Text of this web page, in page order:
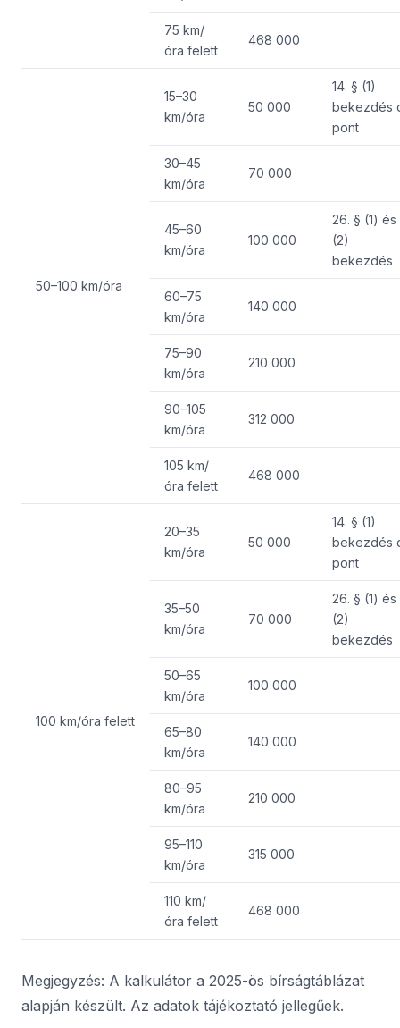
75 km/
óra felett
468 000
50–100 km/óra
15–30
km/óra
50 000
14. § (1)
bekezdés
pont
30–45
km/óra
70 000
45–60
km/óra
100 000
26. § (1) és
(2)
bekezdés
60–75
km/óra
140 000
75–90
km/óra
210 000
90–105
km/óra
312 000
105 km/
óra felett
468 000
100 km/óra felett
20–35
km/óra
50 000
14. § (1)
bekezdés
pont
35–50
km/óra
70 000
26. § (1) és
(2)
bekezdés
50–65
km/óra
100 000
65–80
km/óra
140 000
80–95
km/óra
210 000
95–110
km/óra
315 000
110 km/
óra felett
468 000
Megjegyzés: A kalkulátor a 2025-ös bírságtáblázat
alapján készült. Az adatok tájékoztató jellegűek.